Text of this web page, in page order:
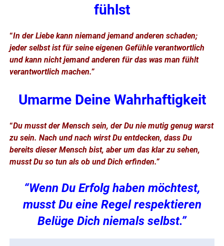
fühlst
“In der Liebe kann niemand jemand anderen schaden;
jeder selbst ist für seine eigenen Gefühle verantwortlich
und kann nicht jemand anderen für das was man fühlt
verantwortlich machen.”
Umarme Deine Wahrhaftigkeit
“Du musst der Mensch sein, der Du nie mutig genug warst
zu sein. Nach und nach wirst Du entdecken, dass Du
bereits dieser Mensch bist, aber um das klar zu sehen,
musst Du so tun als ob und Dich erfinden.”
“Wenn Du Erfolg haben möchtest,
musst Du eine Regel respektieren
Belüge Dich niemals selbst.”